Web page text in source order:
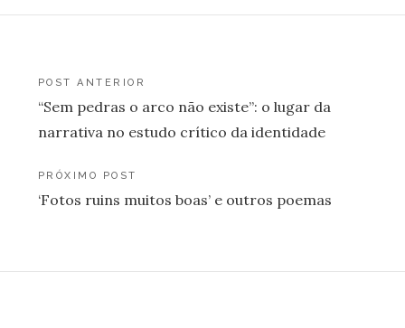
Navegação
de
POST ANTERIOR
“Sem pedras o arco não existe”: o lugar da
narrativa no estudo crítico da identidade
PRÓXIMO POST
‘Fotos ruins muitos boas’ e outros poemas